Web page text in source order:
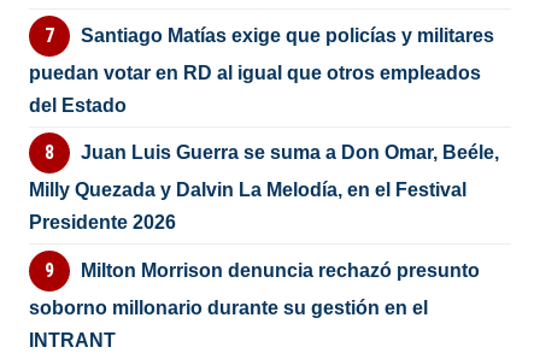
Santiago Matías exige que policías y militares
puedan votar en RD al igual que otros empleados
del Estado
Juan Luis Guerra se suma a Don Omar, Beéle,
Milly Quezada y Dalvin La Melodía, en el Festival
Presidente 2026
Milton Morrison denuncia rechazó presunto
soborno millonario durante su gestión en el
INTRANT